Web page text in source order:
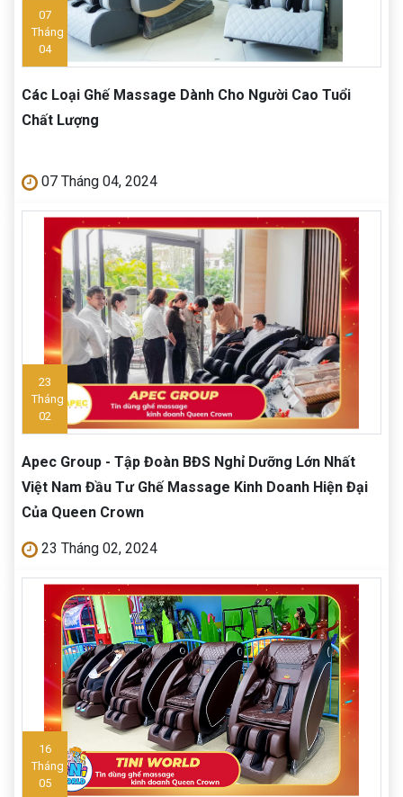
07
Tháng
04
Các Loại Ghế Massage Dành Cho Người Cao Tuổi
Chất Lượng
07 Tháng 04, 2024
23
Tháng
02
Apec Group - Tập Đoàn BĐS Nghỉ Dưỡng Lớn Nhất
Việt Nam Đầu Tư Ghế Massage Kinh Doanh Hiện Đại
Của Queen Crown
23 Tháng 02, 2024
16
Tháng
05